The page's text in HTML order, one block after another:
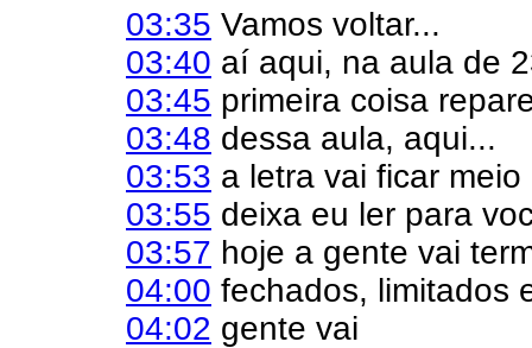
03:35 Vamos voltar...
03:40 aí aqui, na aula de
03:45 primeira coisa
03:48 dessa aula, aqui...
03:53 a letra vai ficar
03:55 deixa eu ler para
03:57 hoje a gente vai
04:00 fechados, limitados
04:02 gente vai